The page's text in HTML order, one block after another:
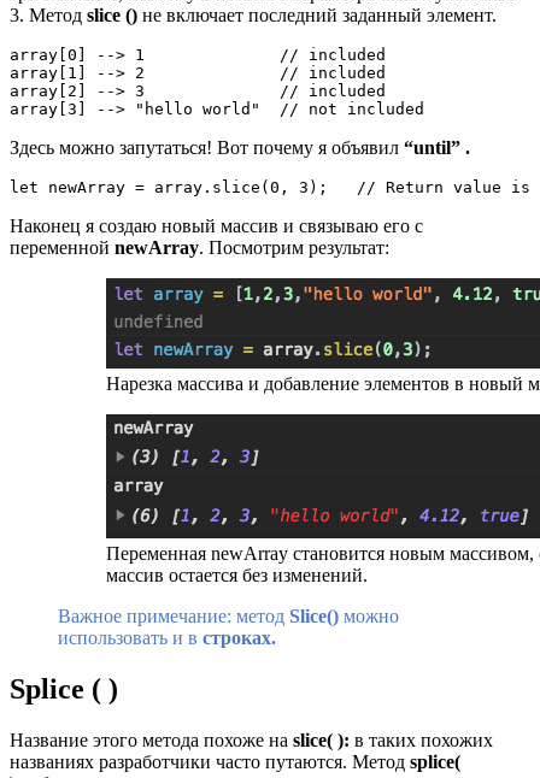
3. Метод slice () не включает последний заданный элемент.
array[0] --> 1              // included
array[1] --> 2              // included
array[2] --> 3              // included
array[3] --> "hello world"  // not included
Здесь можно запутаться! Вот почему я объявил “until” .
let newArray = array.slice(0, 3);   // Return value is
Наконец я создаю новый массив и связываю его с
переменной newArray. Посмотрим результат:
Нарезка массива и добавление элементов в новый
Переменная newArray становится новым
массив остается без изменений.
Важное примечание: метод Slice() можно
использовать и в строках.
Splice ( )
Название этого метода похоже на slice( ): в таких похожих
названиях разработчики часто путаются. Метод splice(